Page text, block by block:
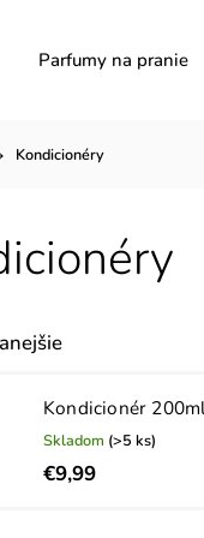
Parfumy na pranie
Kondicionéry
Kondicionér
Skladom (>5 ks)
€9,99